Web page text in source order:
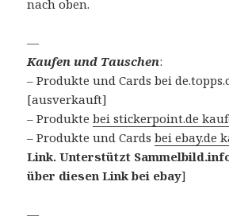
nach oben.
—
Kaufen und Tauschen:
– Produkte und Cards bei
[ausverkauft]
– Produktebei stickerpoint.de
– Produkte und Cardsbei ebay.de
Link. Unterstützt
über diesen Link bei ebay]
—